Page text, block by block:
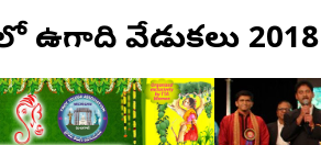
ఉగాది వేడుకలు 2018